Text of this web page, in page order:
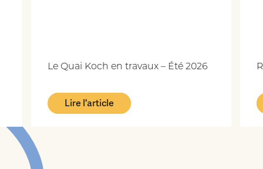
Le Quai Koch en travaux – Été 2026
Lire l'article